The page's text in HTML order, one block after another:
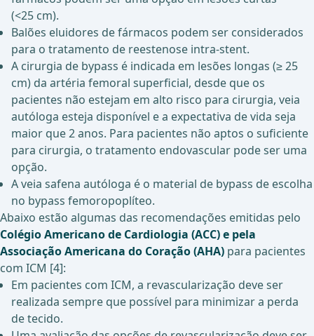
(<25 cm).
Balões eluidores de fármacos podem ser considerados
para o tratamento de reestenose intra-stent.
A cirurgia de bypass é indicada em lesões longas (≥ 25
cm) da artéria femoral superficial, desde que os
pacientes não estejam em alto risco para cirurgia, veia
autóloga esteja disponível e a expectativa de vida seja
maior que 2 anos. Para pacientes não aptos o suficiente
para cirurgia, o tratamento endovascular pode ser uma
opção.
A veia safena autóloga é o material de bypass de escolha
no bypass femoropoplíteo.
Abaixo estão algumas das recomendações emitidas pelo
Colégio Americano de Cardiologia (ACC) e pela
Associação Americana do Coração (AHA) para pacientes
com ICM [4]:
Em pacientes com ICM, a revascularização deve ser
realizada sempre que possível para minimizar a perda
de tecido.